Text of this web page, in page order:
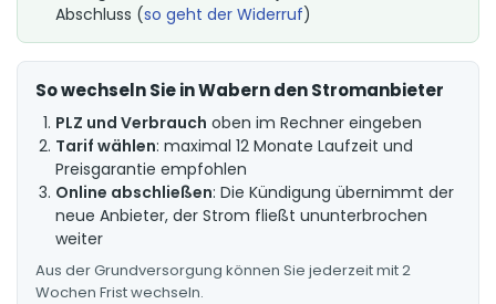
Abschluss (so geht der Widerruf)
So wechseln Sie in Wabern den Stromanbieter
PLZ und Verbrauch oben im Rechner eingeben
Tarif wählen: maximal 12 Monate Laufzeit und
Preisgarantie empfohlen
Online abschließen: Die Kündigung übernimmt der
neue Anbieter, der Strom fließt ununterbrochen
weiter
Aus der Grundversorgung können Sie jederzeit mit 2
Wochen Frist wechseln.